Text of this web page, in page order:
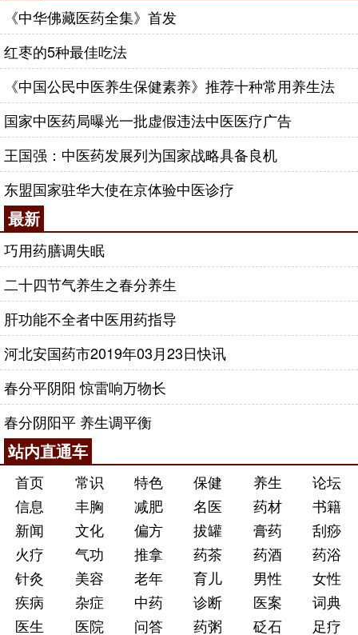
《中华佛藏医药全集》首发
红枣的5种最佳吃法
《中国公民中医养生保健素养》推荐十种常用养生法
国家中医药局曝光一批虚假违法中医医疗广告
王国强：中医药发展列为国家战略具备良机
东盟国家驻华大使在京体验中医诊疗
最新
巧用药膳调失眠
二十四节气养生之春分养生
肝功能不全者中医用药指导
河北安国药市2019年03月23日快讯
春分平阴阳 惊雷响万物长
春分阴阳平 养生调平衡
站内直通车
首页 常识 特色 保健 养生
论坛
信息
丰胸 减肥 名医 药材
书籍
新闻
文化 偏方 拔罐 膏药
刮痧
火疗
气功 推拿 药茶 药酒
药浴
针灸
美容 老年 育儿 男性
女性
疾病
杂症 中药 诊断 医案
词典
医生
医院 问答 药粥 砭石 足疗